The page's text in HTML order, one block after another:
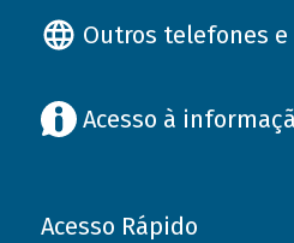
Outros telefones e
Acesso à
Acesso Rápido